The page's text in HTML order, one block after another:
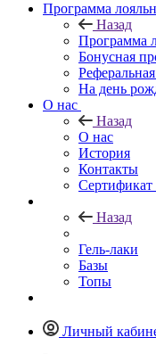
Программа
Назад
Программа
Бонусная
На день
О нас
Назад
О нас
История
Контакты
Сертификат
Назад
Гель-лаки
Базы
Топы
Личный